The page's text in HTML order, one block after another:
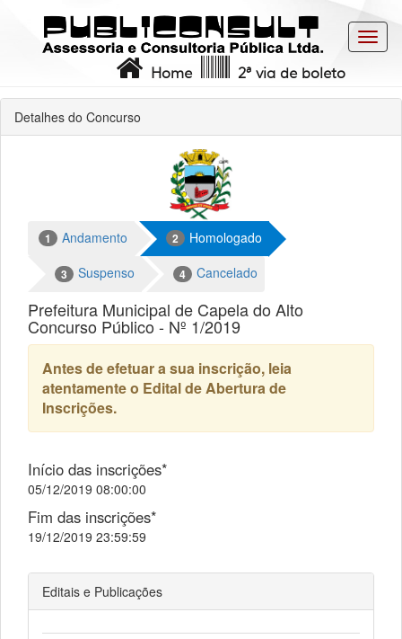
2ª via de boleto
Home
Detalhes do Concurso
1 Andamento 2 Homologado
3 Suspenso 4 Cancelado
Prefeitura Municipal de Capela do Alto
Concurso Público - Nº 1/2019
Antes de efetuar a sua inscrição, leia
atentamente o Edital de Abertura de
Inscrições.
Início das inscrições*
05/12/2019 08:00:00
Fim das inscrições*
19/12/2019 23:59:59
Editais e Publicações